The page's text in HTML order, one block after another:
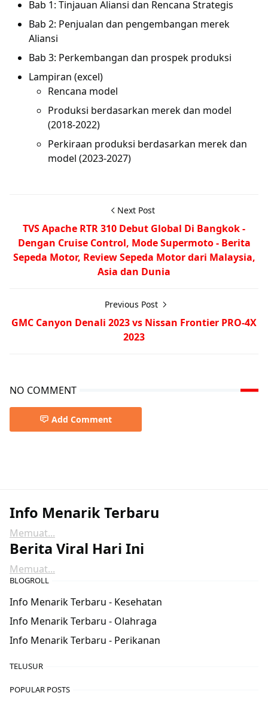
Bab 1: Tinjauan Aliansi dan Rencana Strategis
Bab 2: Penjualan dan pengembangan merek
Aliansi
Bab 3: Perkembangan dan prospek produksi
Lampiran (excel)
Rencana model
Produksi berdasarkan merek dan model
(2018-2022)
Perkiraan produksi berdasarkan merek dan
model (2023-2027)
Next Post
TVS Apache RTR 310 Debut Global Di Bangkok -
Dengan Cruise Control, Mode Supermoto - Berita
Sepeda Motor, Review Sepeda Motor dari Malaysia,
Asia dan Dunia
Previous Post
GMC Canyon Denali 2023 vs Nissan Frontier PRO-4X
2023
NO COMMENT
Add Comment
Info Menarik Terbaru
Memuat...
Berita Viral Hari Ini
Memuat...
BLOGROLL
Info Menarik Terbaru - Kesehatan
Info Menarik Terbaru - Olahraga
Info Menarik Terbaru - Perikanan
TELUSUR
POPULAR POSTS